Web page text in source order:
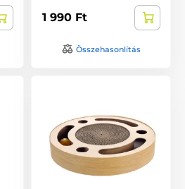
1 990 Ft
Összehasonlítás